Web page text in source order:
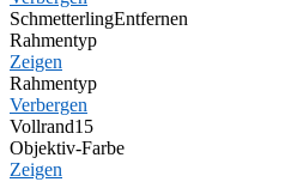
SchmetterlingEntfernen
Rahmentyp
Zeigen
Rahmentyp
Verbergen
Vollrand15
Objektiv-Farbe
Zeigen